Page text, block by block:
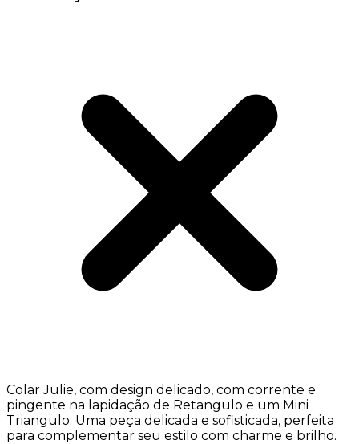
Colar Julie, com design delicado, com corrente e
pingente na lapidação de Retangulo e um Mini
Triangulo. Uma peça delicada e sofisticada, perfeita
para complementar seu estilo com charme e brilho.